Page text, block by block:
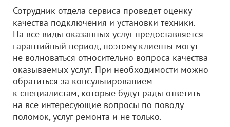
Сотрудник отдела сервиса проведет оценку
качества подключения и установки техники.
На все виды оказанных услуг предоставляется
гарантийный период, поэтому клиенты могут
не волноваться относительно вопроса качества
оказываемых услуг. При необходимости можно
обратиться за консультированием
к специалистам, которые будут рады ответить
на все интересующие вопросы по поводу
поломок, услуг ремонта и не только.